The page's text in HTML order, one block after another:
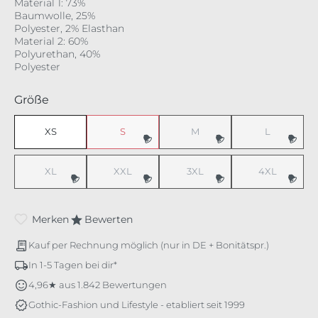
Material 1: 73%
Baumwolle, 25%
Polyester, 2% Elasthan
Material 2: 60%
Polyurethan, 40%
Polyester
Größe
XS S(Diese Option ist zurzeit nicht verfügbar.)
M(Diese Option ist zurzeit nicht
L(Diese
XL(Diese Option ist zurzeit nicht verfügbar.)
XXL(Diese Option ist zurzeit nicht verfügbar.)
3XL(Diese Option ist zurzeit nicht
4XL(Diese
Merken Bewerten
Kauf per Rechnung möglich (nur in DE + Bonitätspr.)
In 1-5 Tagen bei dir*
4,96★ aus 1.842 Bewertungen
Gothic-Fashion und Lifestyle - etabliert seit 1999